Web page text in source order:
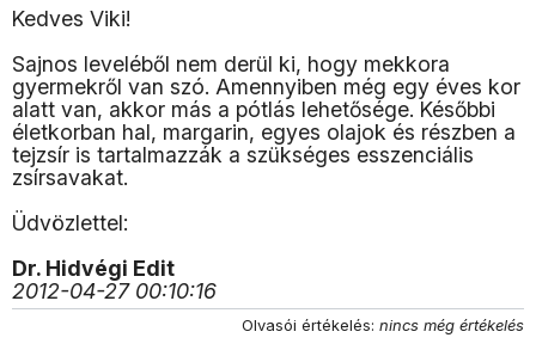
Kedves Viki!
Sajnos leveléből nem derül ki, hogy mekkora
gyermekről van szó. Amennyiben még egy éves kor
alatt van, akkor más a pótlás lehetősége. Későbbi
életkorban hal, margarin, egyes olajok és részben a
tejzsír is tartalmazzák a szükséges esszenciális
zsírsavakat.
Üdvözlettel:
Dr. Hidvégi Edit
2012-04-27 00:10:16
Olvasói értékelés: nincs még értékelés